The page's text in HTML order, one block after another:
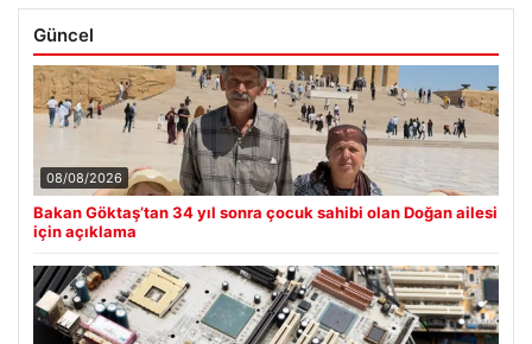
Güncel
08/08/2026
Bakan Göktaş’tan 34 yıl sonra çocuk sahibi olan Doğan ailesi
için açıklama